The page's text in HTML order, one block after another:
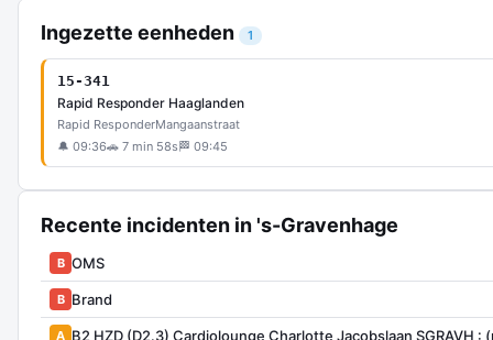
Ingezette eenheden 1
15-341
Rapid Responder Haaglanden
Rapid ResponderMangaanstraat
🔔 09:36🚗 7 min 58s 🏁 09:45
Recente incidenten in 's-Gravenhage
B OMS
B Brand
A B2 HZD (D2.3) Cardiolounge Charlotte Jacobslaan SGRAVH :